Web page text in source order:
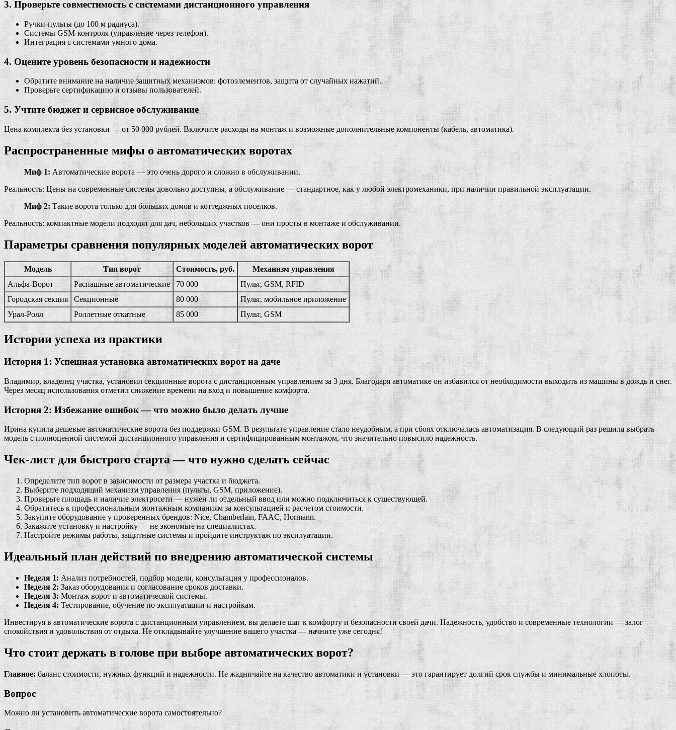
3. Проверьте совместимость с системами дистанционного управления
Ручки-пульты (до 100 м радиуса).
Системы GSM-контроля (управление через телефон).
Интеграция с системами умного дома.
4. Оцените уровень безопасности и надежности
Обратите внимание на наличие защитных механизмов: фотоэлементов, защита от случайных нажатий.
Проверьте сертификацию и отзывы пользователей.
5. Учтите бюджет и сервисное обслуживание
Цена комплекта без установки — от 50 000 рублей. Включите расходы на монтаж и возможные дополнительные компоненты (кабель, автоматика).
Распространенные мифы о автоматических воротах
Миф 1: Автоматические ворота — это очень дорого и сложно в обслуживании.
Реальность: Цены на современные системы довольно доступны, а обслуживание — стандартное, как у любой электромеханики, при наличии правильной эксплуатации.
Миф 2: Такие ворота только для больших домов и коттеджных поселков.
Реальность: компактные модели подходят для дач, небольших участков — они просты в монтаже и обслуживании.
Параметры сравнения популярных моделей автоматических ворот
Модель Тип ворот Стоимость, руб.
Механизм управления
Альфа-Ворот
Распашные автоматические 70 000
Пульт, GSM, RFID
Городская секция
Секционные 80 000
Пульт, мобильное приложение
Урал-Ролл
Роллетные откатные 85 000 Пульт, GSM
Истории успеха из практики
История 1: Успешная установка автоматических ворот на даче
Владимир, владелец участка, установил секционные ворота с дистанционным управлением за 3 дня. Благодаря автоматике он избавился от необходимости выходить из машины в дождь и снег.
Через месяц использования отметил снижение времени на вход и повышение комфорта.
История 2: Избежание ошибок — что можно было делать лучше
Ирина купила дешевые автоматические ворота без поддержки GSM. В результате управление стало неудобным, а при сбоях отключалась автоматизация. В следующий раз решила выбрать
модель с полноценной системой дистанционного управления и сертифицированным монтажом, что значительно повысило надежность.
Чек-лист для быстрого старта — что нужно сделать сейчас
Определите тип ворот в зависимости от размера участка и бюджета.
Выберите подходящий механизм управления (пульты, GSM, приложение).
Проверьте площадь и наличие электросети — нужен ли отдельный ввод или можно подключиться к существующей.
Обратитесь к профессиональным монтажным компаниям за консультацией и расчетом стоимости.
Закупите оборудование у проверенных брендов: Nice, Chamberlain, FAAC, Hormann.
Закажите установку и настройку — не экономьте на специалистах.
Настройте режимы работы, защитные системы и пройдите инструктаж по эксплуатации.
Идеальный план действий по внедрению автоматической системы
Неделя 1: Анализ потребностей, подбор модели, консультация у профессионалов.
Неделя 2: Заказ оборудования и согласование сроков доставки.
Неделя 3: Монтаж ворот и автоматической системы.
Неделя 4: Тестирование, обучение по эксплуатации и настройкам.
Инвестируя в автоматические ворота с дистанционным управлением, вы делаете шаг к комфорту и безопасности своей дачи. Надежность, удобство и современные технологии — залог
спокойствия и удовольствия от отдыха. Не откладывайте улучшение вашего участка — начните уже сегодня!
Что стоит держать в голове при выборе автоматических ворот?
Главное: баланс стоимости, нужных функций и надежности. Не жадничайте на качество автоматики и установки — это гарантирует долгий срок службы и минимальные хлопоты.
Вопрос
Можно ли установить автоматические ворота самостоятельно?